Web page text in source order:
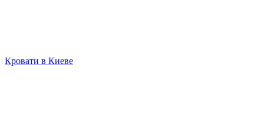
Кровати в Киеве